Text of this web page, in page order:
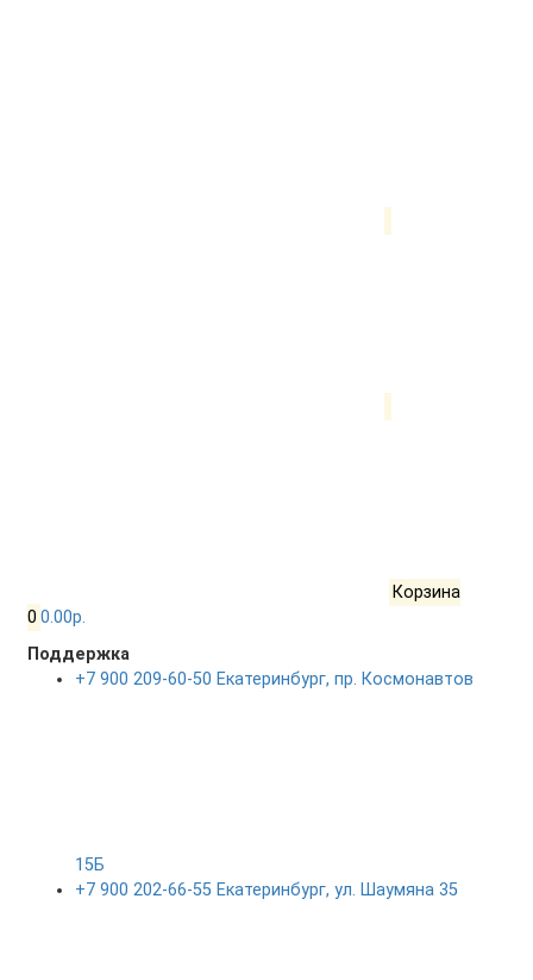
Корзина
0 0.00р.
Поддержка
+7 900 209-60-50 Екатеринбург, пр. Космонавтов
15Б
+7 900 202-66-55 Екатеринбург, ул. Шаумяна 35